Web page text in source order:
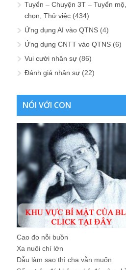
Tuyển – Chuyện 3T – Tuyển
chọn, Thử việc (434)
Ứng dụng AI vào QTNS (4)
Ứng dụng CNTT vào QTNS (6)
Vui cười nhân sự (86)
Đánh giá nhân sự (22)
NÓI VỚI CON
Cao đo nỗi buồn
Xa nuôi chí lớn
Dẫu làm sao thì cha vẫn muốn